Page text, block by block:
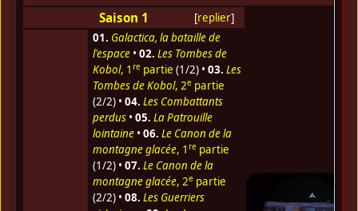
[replier]
Saison 1
01. Galactica, la bataille de
l'espace• 02. Les Tombes de
Kobol, 1 repartie (1/2) • 03. Les
Tombes de Kobol, 2epartie
(2/2) • 04. Les Combattants
perdus• 05. La Patrouille
lointaine• 06. Le Canon de la
montagne glacée, 1 repartie
(1/2) • 07. Le Canon de la
montagne glacée, 2epartie
(2/2) • 08. Les Guerriers